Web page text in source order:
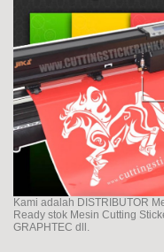
Kami adalah DISTRIBUTOR
Ready stok Mesin Cutting
GRAPHTEC dll.